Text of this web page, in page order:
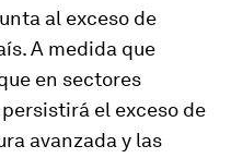
al exceso de
A medida que
en sectores
el exceso de
avanzada y las